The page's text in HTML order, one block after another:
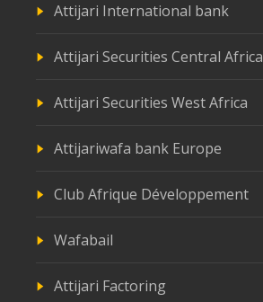
Attijari International bank
Attijari Securities Central Africa
Attijari Securities West Africa
Attijariwafa bank Europe
Club Afrique Développement
Wafabail
Attijari Factoring